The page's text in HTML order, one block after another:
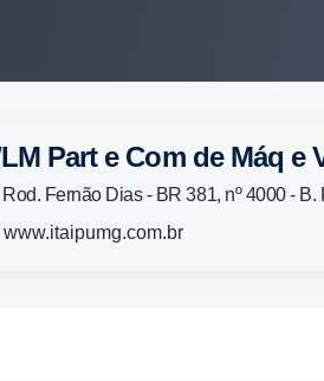
WLM Part e Com de Máq
Rod. Fernão Dias - BR 381, nº 4000 -
www.itaipumg.com.br